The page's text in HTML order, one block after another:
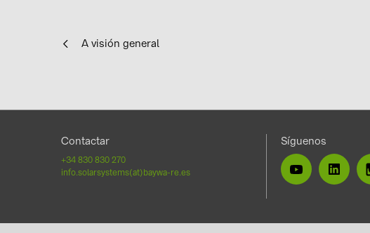
A visión general
Contactar
+34 830 830 270
info.solarsystems(at)baywa-re.es
Síguenos